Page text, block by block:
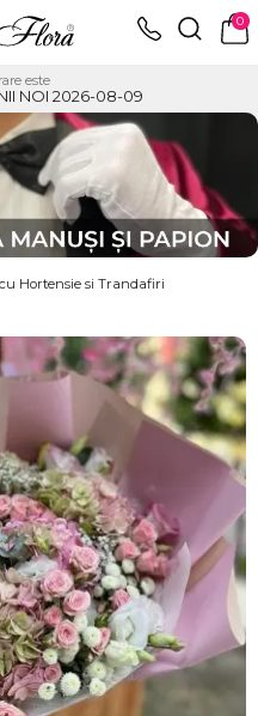
0
este
NOI 2026-08-09
Hortensie si Trandafiri